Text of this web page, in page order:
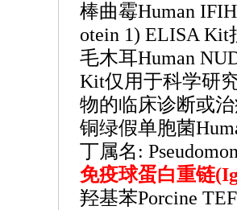
棒曲霉Human
otein 1) ELISA Kit
毛木耳Human
Kit仅用于科学研
物的临床诊断或
铜绿假单胞菌
丁属名:
免疫球蛋白重链
羟基苯Porcine